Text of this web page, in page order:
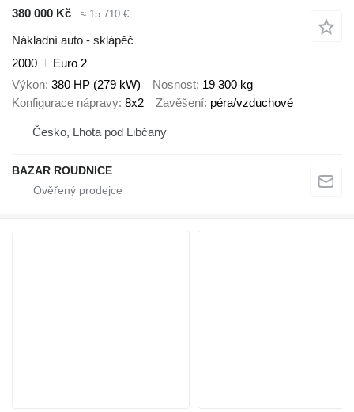
380 000 Kč
≈ 15 710 €
Nákladní auto - sklápěč
2000
Euro 2
Výkon 380 HP (279 kW) Nosnost 19 300 kg
Konfigurace nápravy 8x2 Zavěšení péra/vzduchové
Česko, Lhota pod Libčany
BAZAR ROUDNICE